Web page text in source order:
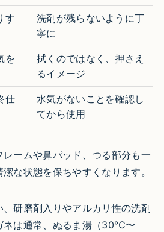
す
洗剤が残らないように丁
寧に
を
拭くのではなく、押さえ
るイメージ
仕
水気がないことを確認し
てから使用
ームや鼻パッド、つる部分も一
な状態を保ちやすくなります。
、研磨剤入りやアルカリ性の洗剤
ネは通常、ぬるま湯（30℃〜